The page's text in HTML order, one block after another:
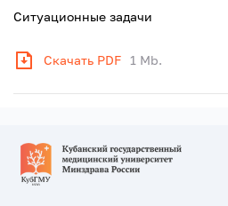
Ситуационные задачи
Скачать PDF 1 Mb.